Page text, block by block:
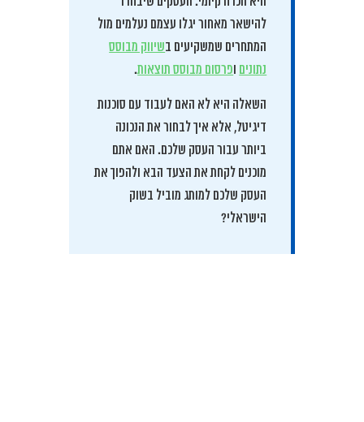
להישאר מאחור יגלו עצמם נעלמים מול
המתחרים שמשקיעים בשיווק מבוסס
נתונים ופרסום מבוסס תוצאות.
השאלה היא לא האם לעבוד עם סוכנות
דיגיטל, אלא איך לבחור את הנכונה
ביותר עבור העסק שלכם. האם אתם
מוכנים לקחת את הצעד הבא ולהפוך את
העסק שלכם למותג מוביל בשוק
הישראלי?